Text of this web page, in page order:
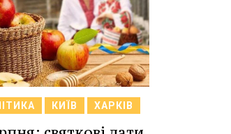
КИЇВ ХАРКІВ